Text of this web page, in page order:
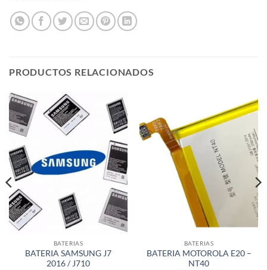
PRODUCTOS RELACIONADOS
BATERIAS
BATERIA SAMSUNG J7
2016 / J710
BATERIAS
BATERIA MOTOROLA E20 –
NT40